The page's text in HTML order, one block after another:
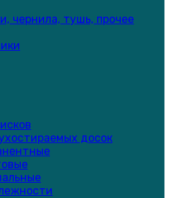
чернила, тушь, прочее
досок